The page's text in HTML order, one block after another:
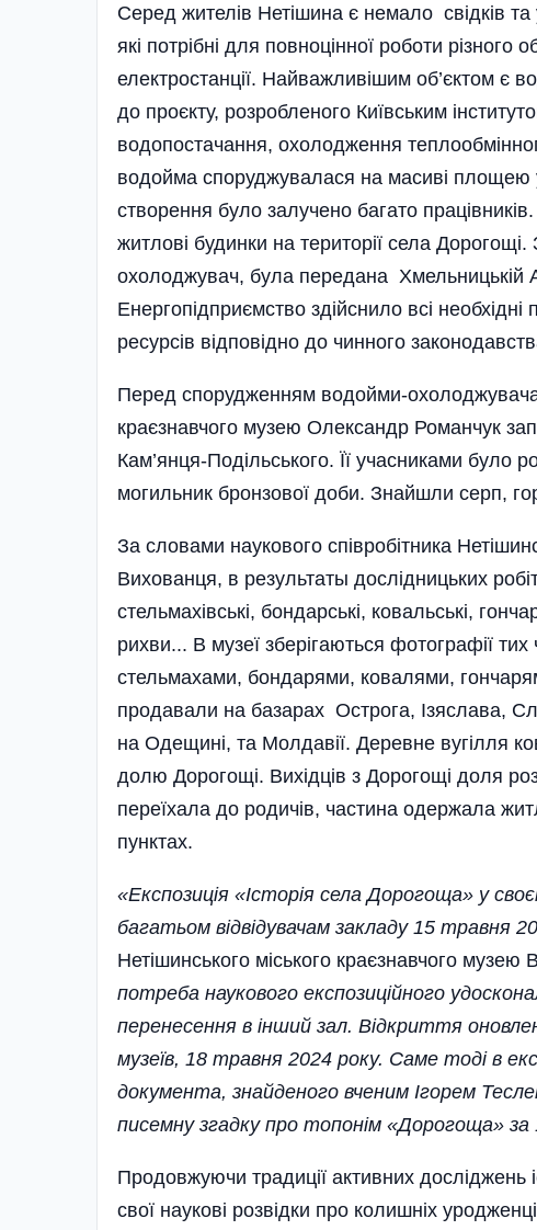
Серед жителів Нетішина є немало свідків та
які потрібні для повноцінної роботи
електростанції. Найважливішим об’єктом є
до проєкту, розробленого Київським
водопостачання, охолодження
водойма споруджувалася на масиві площею
створення було залучено багато
житлові будинки на території села
охолоджувач, була передана Хмельницькій
Енергопідприємство здійснило всі
ресурсів відповідно до чинного
Перед спорудженням водойми-охолоджувача
краєзнавчого музею Олександр Романчук
Кам’янця-Подільського. Її учасниками було
могильник бронзової доби. Знайшли серп,
За словами наукового співробітника
Вихованця, в результаты дослідницьких
стельмахівські, бондарські, ковальські,
рихви... В музеї зберігаються фотографії
стельмахами, бондарями, ковалями,
продавали на базарах Острога, Ізяслава,
на Одещині, та Молдавії. Деревне вугілля
долю Дорогощі. Вихідців з Дорогощі доля
переїхала до родичів, частина одержала
пунктах.
«Експозиція «Історія села Дорогоща» у
багатьом відвідувачам закладу 15 травня
Нетішинського міського краєзнавчого
потреба наукового експозиційного
перенесення в інший зал. Відкриття
музеїв, 18 травня 2024 року. Саме тоді в
документа, знайденого вченим Ігорем
писемну згадку про топонім «Дорогоща» за
Продовжуючи традиції активних досліджень
свої наукові розвідки про колишніх